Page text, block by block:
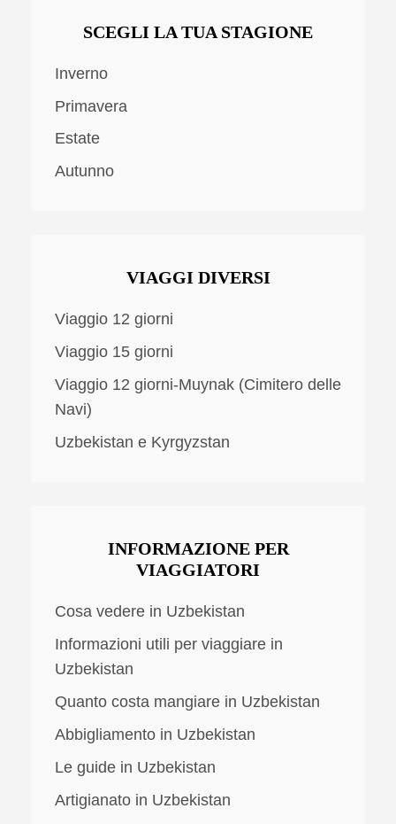
SCEGLI LA TUA STAGIONE
Inverno
Primavera
Estate
Autunno
VIAGGI DIVERSI
Viaggio 12 giorni
Viaggio 15 giorni
Viaggio 12 giorni-Muynak (Cimitero delle
Navi)
Uzbekistan e Kyrgyzstan
INFORMAZIONE PER
VIAGGIATORI
Cosa vedere in Uzbekistan
Informazioni utili per viaggiare in
Uzbekistan
Quanto costa mangiare in Uzbekistan
Abbigliamento in Uzbekistan
Le guide in Uzbekistan
Artigianato in Uzbekistan